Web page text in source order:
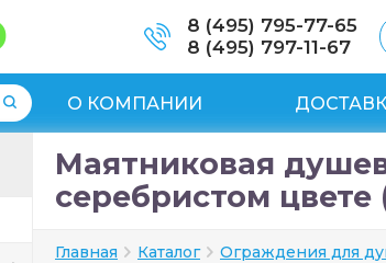
8 (495) 795-77-65
8 (495) 797-11-67
О КОМПАНИИ
Маятниковая
серебристом цвете
Главная Каталог Ограждения для